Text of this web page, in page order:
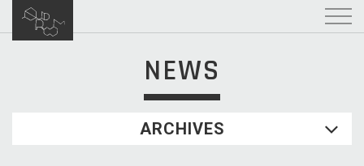
NEWS
ARCHIVES